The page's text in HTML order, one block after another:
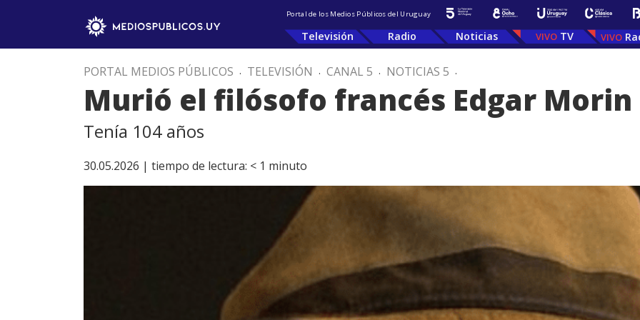
Portal de los Medios Públicos del Uruguay
Televisión Radio Noticias TV
PORTAL MEDIOS PÚBLICOS . TELEVISIÓN . CANAL 5 . NOTICIAS 5 .
Murió el filósofo francés Edgar Morin
Tenía 104 años
30.05.2026 | tiempo de lectura: < 1 minuto